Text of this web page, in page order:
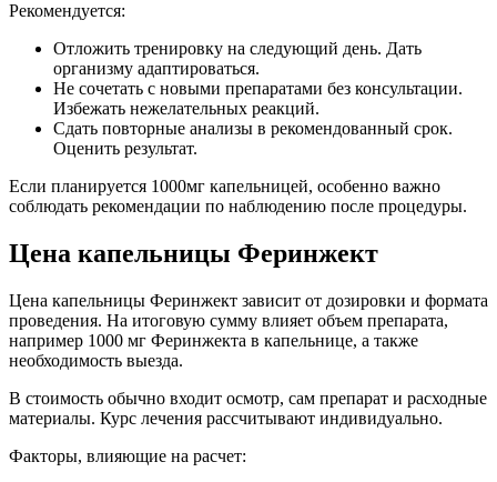
Рекомендуется:
Отложить тренировку на следующий день. Дать
организму адаптироваться.
Не сочетать с новыми препаратами без консультации.
Избежать нежелательных реакций.
Сдать повторные анализы в рекомендованный срок.
Оценить результат.
Если планируется 1000мг капельницей, особенно важно
соблюдать рекомендации по наблюдению после процедуры.
Цена капельницы Феринжект
Цена капельницы Феринжект зависит от дозировки и формата
проведения. На итоговую сумму влияет объем препарата,
например 1000 мг Феринжекта в капельнице, а также
необходимость выезда.
В стоимость обычно входит осмотр, сам препарат и расходные
материалы. Курс лечения рассчитывают индивидуально.
Факторы, влияющие на расчет: